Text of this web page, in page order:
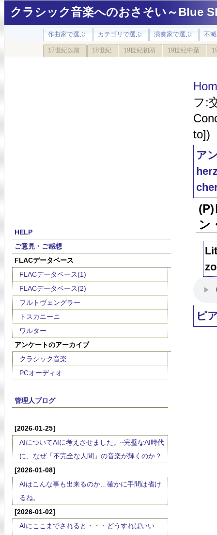
クラシック音楽へのおさそい～Blue
作曲家で選ぶ カテゴリで選ぶ 演奏家で選ぶ 不
17世紀以前 18世紀 19世紀初頭 19世紀中葉
HELP
ご意見・ご感想
FLACデータベース
FLACデータベース(1)
FLACデータベース(2)
フルトヴェングラー
トスカニーニ
ワルター
アンケートのアーカイブ
クラシック音楽
PCオーディオ
管理人ブログ
[2026-01-25]
AIについてAIに考えさせました。~完璧なAI時代
に、なぜ「不完全な人間」の音楽が輝くのか？
[2026-01-08]
AIはこんな事も出来るのか…確かに手間は省け
るね。
[2026-01-02]
AIにここまでされると・・・どうすればいい
フ:
to])
ア
ン
ピ